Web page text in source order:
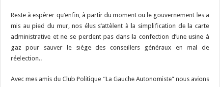
Reste à espèrer qu’enfin, à partir du moment ou le gouvernement les a
mis au pied du mur, nos élus s’attèlent à la simplification de la carte
administrative et ne se perdent pas dans la confection d’une usine à
gaz pour sauver le siège des conseillers généraux en mal de
réelection..
Avec mes amis du Club Politique “La Gauche Autonomiste” nous avions